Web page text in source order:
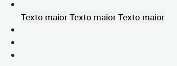
Texto maiorTexto maiorTexto maior